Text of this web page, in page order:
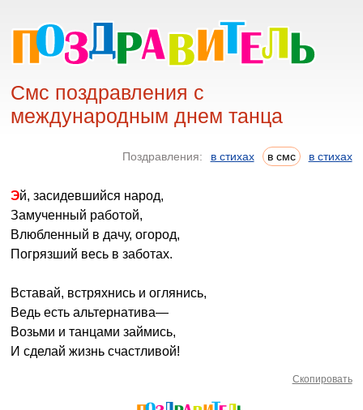
Смс поздравления с
международным днем танца
Поздравления: в стихах в смс в стихах
Эй, засидевшийся народ,
Замученный работой,
Влюбленный в дачу, огород,
Погрязший весь в заботах.
Вставай, встряхнись и оглянись,
Ведь есть альтернатива—
Возьми и танцами займись,
И сделай жизнь счастливой!
Скопировать